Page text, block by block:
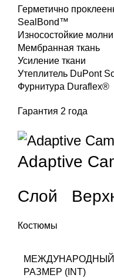
Герметично
SealBond™
Износостойкие
Мембранная ткань
Усиление ткани
Утеплитель DuPont
Фурнитура Duraflex®
Гарантия 2 года
Adaptive
Слой
Костюмы
МЕЖДУНАРОДНЫЙ
РАЗМЕР (INT)